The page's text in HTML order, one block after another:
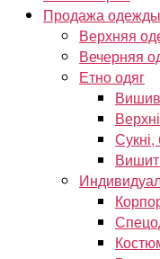
Продажа одежды
Верхняя
Вечерняя
Етно одяг
Сукні,